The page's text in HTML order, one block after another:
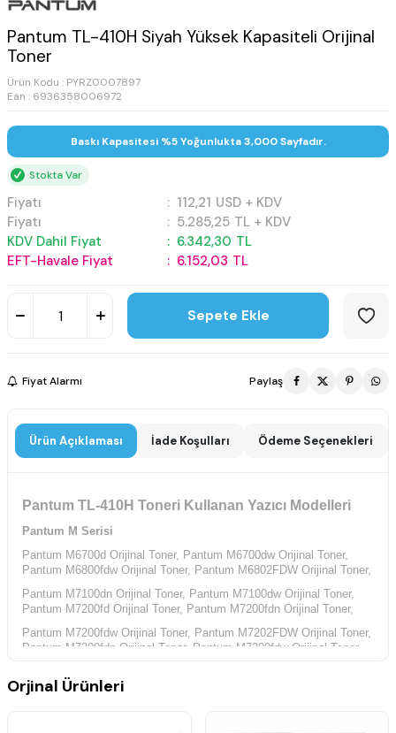
Pantum TL-410H Siyah Yüksek Kapasiteli Orijinal
Toner
Ürün Kodu : PYRZ0007897
Ean : 6936358006972
Baskı Kapasitesi %5 Yoğunlukta 3,000 Sayfadır.
Stokta Var
Fiyatı : 112,21 USD + KDV
Fiyatı
: 5.285,25 TL + KDV
KDV Dahil Fiyat
: 6.342,30 TL
EFT-Havale Fiyat
: 6.152,03 TL
Sepete Ekle
Fiyat Alarmı Paylaş
Ürün Açıklaması İade Koşulları Ödeme Seçenekleri
Pantum TL-410H Toneri Kullanan Yazıcı Modelleri
Pantum M Serisi
Pantum M6700d Orijinal Toner, Pantum M6700dw Orijinal Toner,
Pantum M6800fdw Orijinal Toner, Pantum M6802FDW Orijinal Toner,
Pantum M7100dn Orijinal Toner, Pantum M7100dw Orijinal Toner,
Pantum M7200fd Orijinal Toner, Pantum M7200fdn Orijinal Toner,
Pantum M7200fdw Orijinal Toner, Pantum M7202FDW Orijinal Toner,
Pantum M7300fdn Orijinal Toner, Pantum M7300fdw Orijinal Toner,
Pantum P3010d Orijinal Toner,
Orjinal Ürünleri